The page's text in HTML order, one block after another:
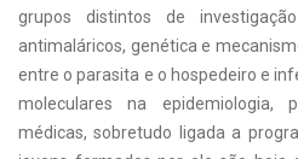
grupos distintos de
antimaláricos, genética e
entre o parasita e o hospedeiro e
moleculares na epidemiologia,
médicas, sobretudo ligada a